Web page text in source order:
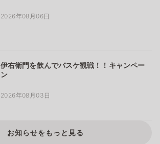
2026年08月06日
伊右衛門を飲んでバスケ観戦！！キャンペー
ン
2026年08月03日
お知らせをもっと見る